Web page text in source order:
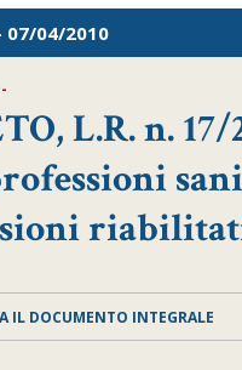
07/04/2010
L.R. n.
IL DOCUMENTO INTEGRALE